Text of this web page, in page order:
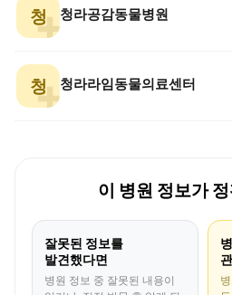
청 청라공감동물병원
청 청라라임동물의료센터
이 병원 정보가
잘못된 정보를
발견했다면
병원 정보 중 잘못된 내용이